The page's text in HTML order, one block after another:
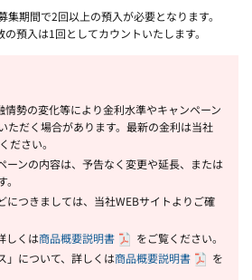
期間で2回以上の預入が必要となります。
預入は1回としてカウントいたします。
勢の変化等により金利水準やキャンペーン
ただく場合があります。最新の金利は当社
ださい。
ンの内容は、予告なく変更や延長、または
つきましては、当社WEBサイトよりご確
しくは商品概要説明書
をご覧ください。
」について、詳しくは商品概要説明書
を